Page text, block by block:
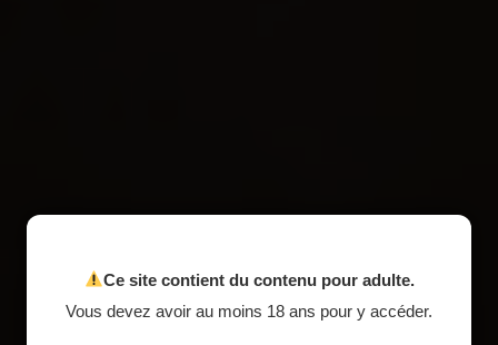
Ce site contient du contenu pour adulte.
Vous devez avoir au moins 18 ans pour y accéder.